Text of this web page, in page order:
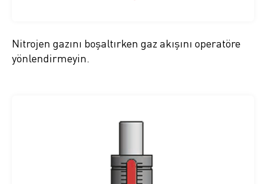
Nitrojen gazını boşaltırken gaz akışını operatöre
yönlendirmeyin.